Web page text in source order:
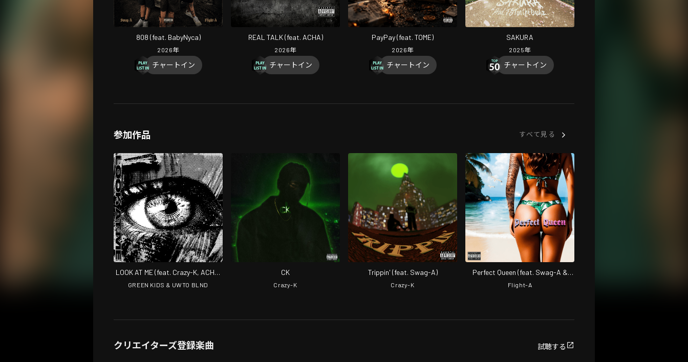
808 (feat. BabyNyca)
2026年
チャートイン
REAL TALK (feat. ACHA)
2026年
チャートイン
PayPay (feat. TOME)
2026年
チャートイン
SAKURA
2025年
チャートイン
参加作品 すべて見る
LOOK AT ME (feat. Crazy-K, ACHA,
Swag-A, Flight-A & BARCO)
GREEN KIDS & UWTO BLND
CK
Crazy-K
Trippin' (feat. Swag-A)
Crazy-K
Perfect Queen (feat. Swag-A &
Crazy-K)
Flight-A
クリエイターズ登録楽曲 試聴する